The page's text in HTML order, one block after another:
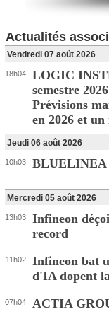
Actualités
Vendredi 07 août 2026
18h04
LOGIC
semestre
Prévisions
en 2026 et
Jeudi 06 août 2026
10h03 BLUELINEA
Mercredi 05 août 2026
13h03
Infineon
record
11h02
Infineon bat
d'IA dopent
07h04
ACTIA